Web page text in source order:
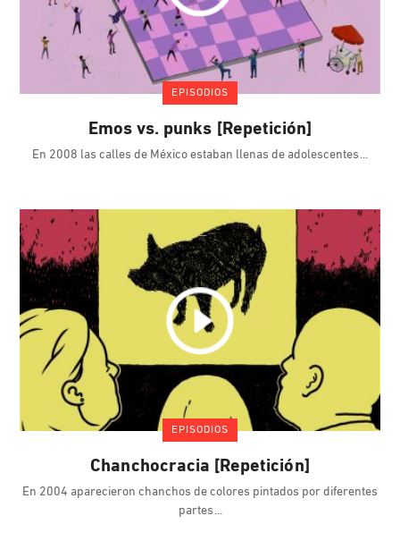
EPISODIOS
Emos vs. punks [Repetición]
En 2008 las calles de México estaban llenas de adolescentes
EPISODIOS
Chanchocracia [Repetición]
En 2004 aparecieron chanchos de colores pintados por diferentes
partes